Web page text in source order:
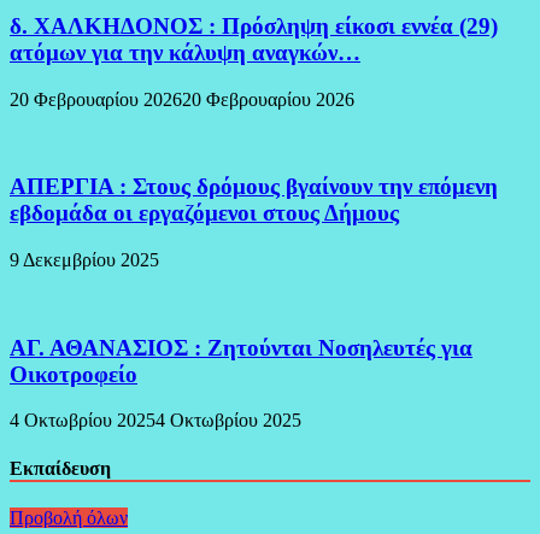
δ. ΧΑΛΚΗΔΟΝΟΣ : Πρόσληψη είκοσι εννέα (29)
ατόμων για την κάλυψη αναγκών…
20 Φεβρουαρίου 202620 Φεβρουαρίου 2026
ΑΠΕΡΓΙΑ : Στους δρόμους βγαίνουν την επόμενη
εβδομάδα οι εργαζόμενοι στους Δήμους
9 Δεκεμβρίου 2025
ΑΓ. ΑΘΑΝΑΣΙΟΣ : Ζητούνται Νοσηλευτές για
Οικοτροφείο
4 Οκτωβρίου 20254 Οκτωβρίου 2025
Εκπαίδευση
Προβολή όλων